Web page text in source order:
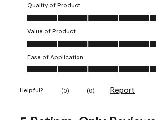
Quality of Product
Quality of Product, 5.0 out of 5
Value of Product
Value of Product, 5.0 out of 5
Ease of Application
Ease of Application, 5.0 out of 5
Helpful? (0) (0) Report